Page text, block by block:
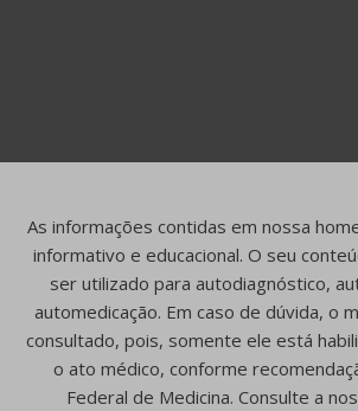
As informações contidas em nossa
informativo e educacional. O seu
ser utilizado para autodiagnóstico,
automedicação. Em caso de dúvida, o
consultado, pois, somente ele está
o ato médico, conforme
Federal de Medicina. Consulte a